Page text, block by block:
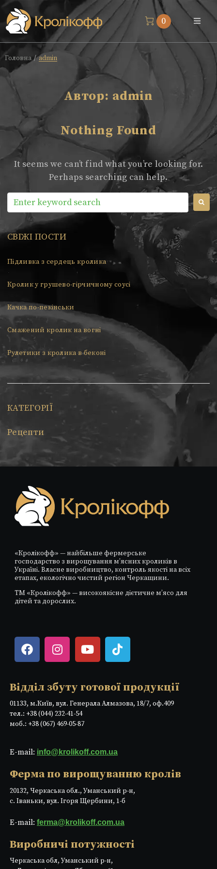
Магазин
Блог
Контакти
0
Головна / admin
Автор: admin
Nothing Found
It seems we can’t find what you’re looking for.
Perhaps searching can help.
СВІЖІ ПОСТИ
Підливка з сердець кролика
Кролик у грушево-гірчичному соусі
Качка по-пекінськи
Смажений кролик на вогні
Рулетики з кролика в беконі
КАТЕГОРІЇ
Рецепти
«Кролікофф» — найбільше фермерське
господарство з вирощування м’ясних кроликів в
Україні. Власне виробництво, контроль якості на всіх
етапах, екологічно чистий регіон Черкащини.
ТМ «Кролікофф» — високоякісне дієтичне м’ясо для
дітей та дорослих.
Відділ збуту готової продукції
01133, м.Київ, вул. Генерала Алмазова, 18/7, оф.409
тел.: +38 (044) 232-41-54
моб.: +38 (067) 469-05-87
E-mail: info@krolikoff.com.ua
Ферма по вирощуванню кролів
20132, Черкаська обл., Уманський р-н,
с. Іваньки, вул. Ігоря Щербини, 1-б
E-mail: ferma@krolikoff.com.ua
Виробничі потужності
Черкаська обл, Уманський р-н,